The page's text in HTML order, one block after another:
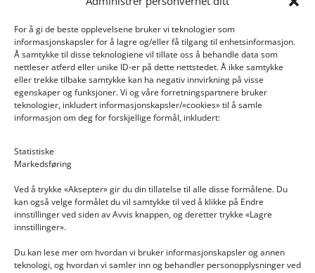
For å gi de beste opplevelsene bruker vi teknologier som
informasjonskapsler for å lagre og/eller få tilgang til enhetsinformasjon.
Å samtykke til disse teknologiene vil tillate oss å behandle data som
nettleser atferd eller unike ID-er på dette nettstedet. Å ikke samtykke
eller trekke tilbake samtykke kan ha negativ innvirkning på visse
egenskaper og funksjoner. Vi og våre forretningspartnere bruker
teknologier, inkludert informasjonskapsler/«cookies» til å samle
informasjon om deg for forskjellige formål, inkludert:
Statistiske
Markedsføring
Ved å trykke «Aksepter» gir du din tillatelse til alle disse formålene. Du
kan også velge formålet du vil samtykke til ved å klikke på Endre
innstillinger ved siden av Avvis knappen, og deretter trykke «Lagre
innstillinger».
Du kan lese mer om hvordan vi bruker informasjonskapsler og annen
teknologi, og hvordan vi samler inn og behandler personopplysninger ved
INFORMASJON